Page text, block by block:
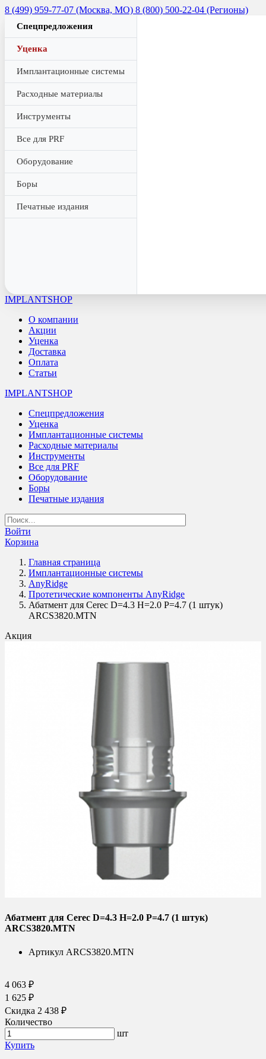
8 (499) 959-77-07 (Москва, МО) 8 (800) 500-22-04 (Регионы)
Спецпредложения
Уценка
Имплантационные системы
Расходные материалы
Инструменты
Все для PRF
Оборудование
Боры
Печатные издания
IMPLANTSHOP
О компании
Акции
Уценка
Доставка
Оплата
Статьи
IMPLANTSHOP
Спецпредложения
Уценка
Имплантационные системы
Расходные материалы
Инструменты
Все для PRF
Оборудование
Боры
Печатные издания
Войти
Корзина
Главная страница
Имплантационные системы
AnyRidge
Протетические компоненты AnyRidge
Абатмент для Cerec D=4.3 H=2.0 P=4.7 (1 штук)
ARCS3820.MTN
Акция
Абатмент для Cerec D=4.3 H=2.0 P=4.7 (1 штук)
ARCS3820.MTN
Артикул ARCS3820.MTN
4 063 ₽
1 625 ₽
Скидка 2 438 ₽
Количество
шт
Купить